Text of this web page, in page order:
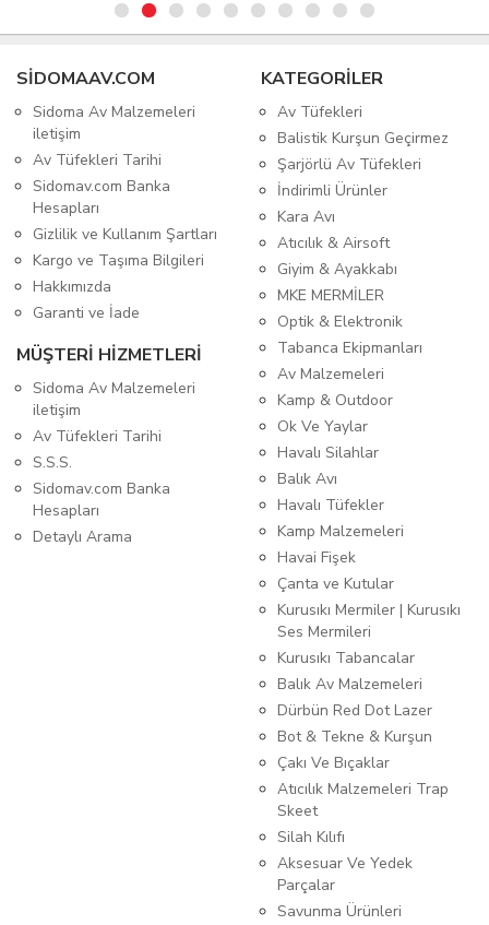
SIDOMAAV.COM
Sidoma Av Malzemeleri
iletişim
Av Tüfekleri Tarihi
Sidomav.com Banka
Hesapları
Gizlilik ve Kullanım Şartları
Kargo ve Taşıma Bilgileri
Hakkımızda
Garanti ve İade
MÜŞTERİ HİZMETLERİ
Sidoma Av Malzemeleri
iletişim
Av Tüfekleri Tarihi
S.S.S.
Sidomav.com Banka
Hesapları
Detaylı Arama
KATEGORİLER
Av Tüfekleri
Balistik Kurşun Geçirmez
Şarjörlü Av Tüfekleri
İndirimli Ürünler
Kara Avı
Atıcılık & Airsoft
Giyim & Ayakkabı
MKE MERMİLER
Optik & Elektronik
Tabanca Ekipmanları
Av Malzemeleri
Kamp & Outdoor
Ok Ve Yaylar
Havalı Silahlar
Balık Avı
Havalı Tüfekler
Kamp Malzemeleri
Havai Fişek
Çanta ve Kutular
Kurusıkı Mermiler | Kurusıkı
Ses Mermileri
Kurusıkı Tabancalar
Balık Av Malzemeleri
Dürbün Red Dot Lazer
Bot & Tekne & Kurşun
Çakı Ve Bıçaklar
Atıcılık Malzemeleri Trap
Skeet
Silah Kılıfı
Aksesuar Ve Yedek
Parçalar
Savunma Ürünleri